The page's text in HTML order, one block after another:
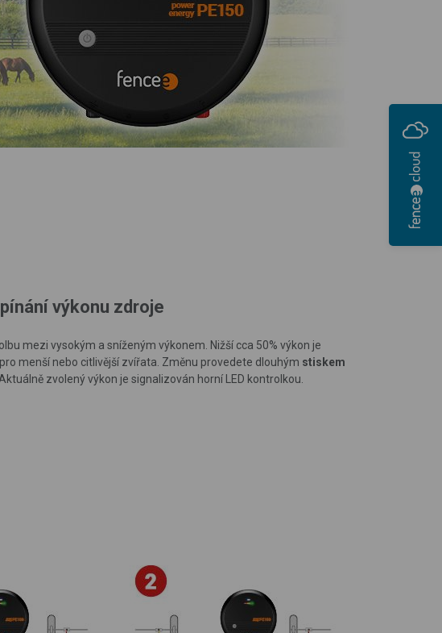
výkonu zdroje
mezi vysokým a sníženým výkonem. Nižší cca 50% výkon je
pro menší nebo citlivější zvířata. Změnu provedete dlouhým stiskem
. Aktuálně zvolený výkon je signalizován horní LED kontrolkou.